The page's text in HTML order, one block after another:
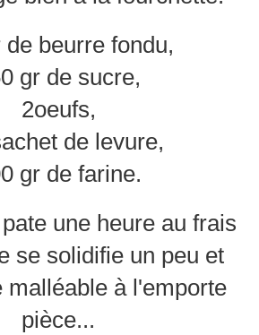
de beurre fondu,
gr de sucre,
2oeufs,
de levure,
gr de farine.
une heure au frais
se solidifie un peu et
malléable à l'emporte
pièce...